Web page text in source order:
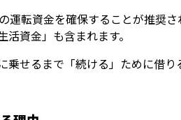
転資金を確保することが推奨
資金」も含まれます。
せるまで「続ける」ために借り